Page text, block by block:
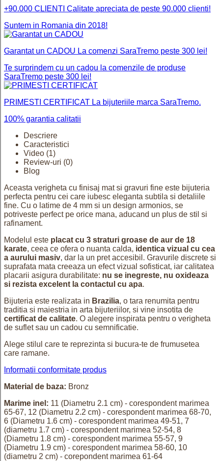
+90.000 CLIENTI Calitate apreciata de peste 90.000 clienti!
Suntem in Romania din 2018!
Garantat un CADOU La comenzi SaraTremo peste 300 lei!
Te surprindem cu un cadou la comenzile de produse
SaraTremo peste 300 lei!
PRIMESTI CERTIFICAT La bijuteriile marca SaraTremo.
100% garantia calitatii
Descriere
Caracteristici
Video (1)
Review-uri (0)
Blog
Aceasta verigheta cu finisaj mat si gravuri fine este bijuteria
perfecta pentru cei care iubesc eleganta subtila si detaliile
fine. Cu o latime de 4 mm si un design armonios, se
potriveste perfect pe orice mana, aducand un plus de stil si
rafinament.
Modelul este placat cu 3 straturi groase de aur de 18
karate, ceea ce ofera o nuanta calda, identica vizual cu cea
a aurului masiv, dar la un pret accesibil. Gravurile discrete si
suprafata mata creeaza un efect vizual sofisticat, iar calitatea
placarii asigura durabilitate: nu se inegreste, nu oxideaza
si rezista excelent la contactul cu apa.
Bijuteria este realizata in Brazilia, o tara renumita pentru
traditia si maiestria in arta bijuteriilor, si vine insotita de
certificat de calitate. O alegere inspirata pentru o verigheta
de suflet sau un cadou cu semnificatie.
Alege stilul care te reprezinta si bucura-te de frumusetea
care ramane.
Informatii conformitate produs
Material de baza: Bronz
Marime inel: 11 (Diametru 2.1 cm) - corespondent marimea
65-67, 12 (Diametru 2.2 cm) - corespondent marimea 68-70,
6 (Diametru 1.6 cm) - corespondent marimea 49-51, 7
(diametru 1.7 cm) - corespondent marimea 52-54, 8
(Diametru 1.8 cm) - corespondent marimea 55-57, 9
(Diametru 1.9 cm) - corespondent marimea 58-60, 10
(diametru 2 cm) - corepondent marimea 61-64